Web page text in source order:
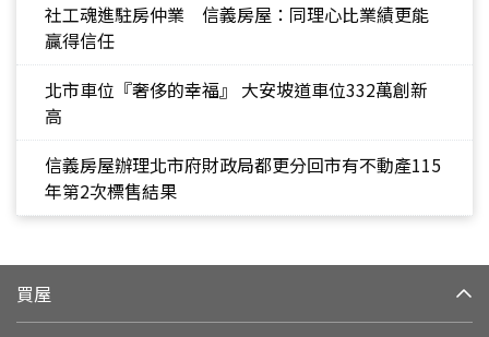
社工魂進駐房仲業 信義房屋：同理心比業績更能
贏得信任
北市車位『奢侈的幸福』 大安坡道車位332萬創新
高
信義房屋辦理北市府財政局都更分回市有不動產115
年第2次標售結果
買屋